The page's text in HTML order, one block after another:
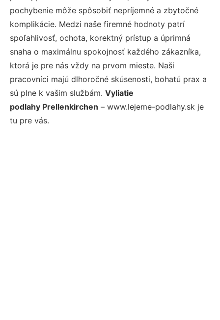
pochybenie môže spôsobiť nepríjemné a zbytočné
komplikácie. Medzi naše firemné hodnoty patrí
spoľahlivosť, ochota, korektný prístup a úprimná
snaha o maximálnu spokojnosť každého zákazníka,
ktorá je pre nás vždy na prvom mieste. Naši
pracovníci majú dlhoročné skúsenosti, bohatú prax a
sú plne k vašim službám. Vyliatie
podlahy Prellenkirchen – www.lejeme-podlahy.sk je
tu pre vás.